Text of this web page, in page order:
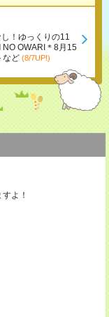
！ゆっくりの11
OWARI＊8月15
など (8/7UP!)
よ！